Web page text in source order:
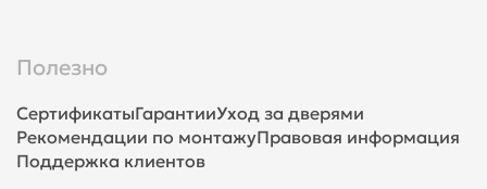
Полезно
СертификатыГарантииУход за дверями
Рекомендации по монтажуПравовая информация
Поддержка клиентов